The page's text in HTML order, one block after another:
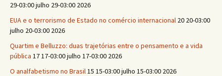
29-03:00 julho 29-03:00 2026
EUA e o terrorismo de Estado no comércio internacional 20 20-03:00
julho 20-03:00 2026
Quartim e Belluzzo: duas trajetórias entre o pensamento e a vida
pública 17 17-03:00 julho 17-03:00 2026
O analfabetismo no Brasil15 15-03:00 julho 15-03:00 2026